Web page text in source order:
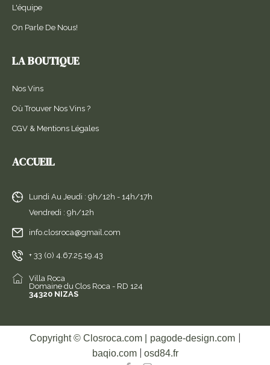
L'équipe
On Parle De Nous!
LA BOUTIQUE
Nos Vins
Où Trouver Nos Vins ?
CGV & Mentions Légales
ACCUEIL
Lundi Au Jeudi : 9h/12h - 14h/17h
Vendredi : 9h/12h
info.closroca@gmail.com
+ 33 (0) 4.67.25.19.43
Villa Roca
Domaine du Clos Roca - RD 124
34320 NIZAS
Copyright © Closroca.com | pagode-design.com
baqio.com| osd84.fr